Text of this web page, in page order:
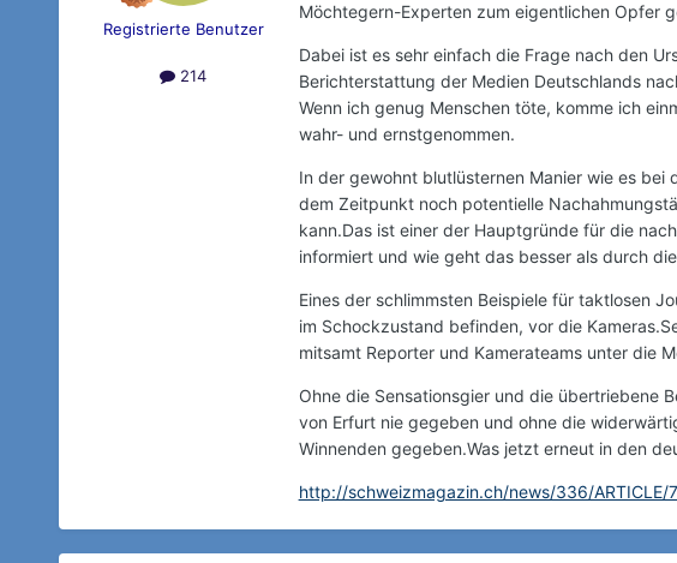
Registrierte Benutzer
214
Möchtegern-Experten zum eigentlichen Opfer
Dabei ist es sehr einfach die Frage nach den
Berichterstattung der Medien Deutschlands
Wenn ich genug Menschen töte, komme ich
wahr- und ernstgenommen.
In der gewohnt blutlüsternen Manier wie es
dem Zeitpunkt noch potentielle
kann.Das ist einer der Hauptgründe für die
informiert und wie geht das besser als durch
Eines der schlimmsten Beispiele für taktlosen
im Schockzustand befinden, vor die
mitsamt Reporter und Kamerateams unter die
Ohne die Sensationsgier und die übertriebene
von Erfurt nie gegeben und ohne die
Winnenden gegeben.Was jetzt erneut in den
http://schweizmagazin.ch/news/336/ARTICLE/